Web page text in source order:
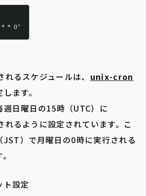
* * 0"
るスケジュールは、 unix-cron
ます。
日曜日の15時（UTC）に
るように設定されています。こ
JST）で月曜日の0時に実行される
ト設定